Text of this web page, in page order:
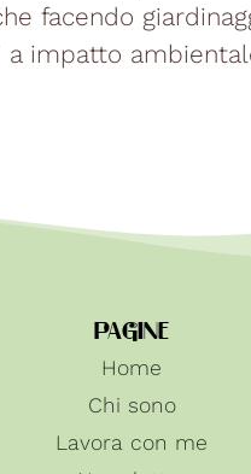
facendo
impatto
PAGINE
Home
Chi sono
Lavora con me